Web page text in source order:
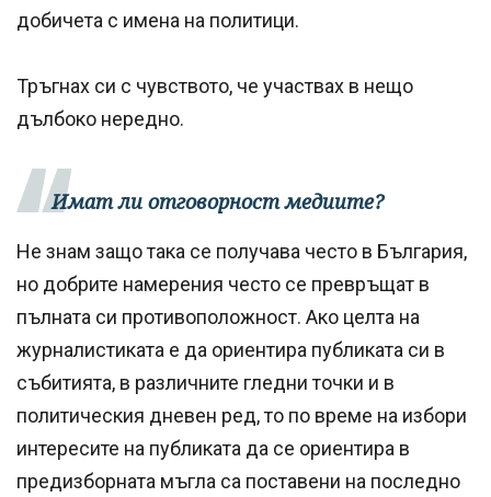
добичета с имена на политици.
Тръгнах си с чувството, че участвах в нещо
дълбоко нередно.
Имат ли отговорност медиите?
Не знам защо така се получава често в България,
но добрите намерения често се превръщат в
пълната си противоположност. Ако целта на
журналистиката е да ориентира публиката си в
събитията, в различните гледни точки и в
политическия дневен ред, то по време на избори
интересите на публиката да се ориентира в
предизборната мъгла са поставени на последно